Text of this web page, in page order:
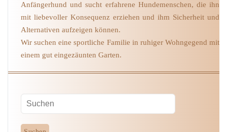
Anfängerhund und sucht erfahrene Hundemenschen, die ihn
mit liebevoller Konsequenz erziehen und ihm Sicherheit und
Alternativen aufzeigen können.
Wir suchen eine sportliche Familie in ruhiger Wohngegend mit
einem gut eingezäunten Garten.